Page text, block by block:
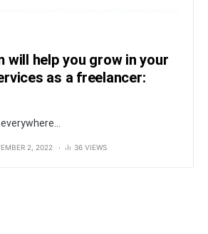
will help you grow in your
as a freelancer:
2, 2022 36 VIEWS